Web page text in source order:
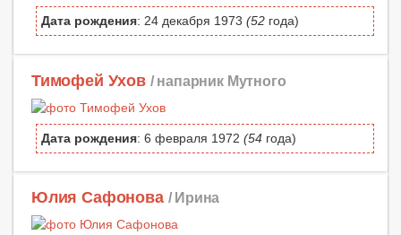
Дата рождения: 24 декабря 1973 (52 года)
Тимофей Ухов / напарник Мутного
Дата рождения: 6 февраля 1972 (54 года)
Юлия Сафонова / Ирина